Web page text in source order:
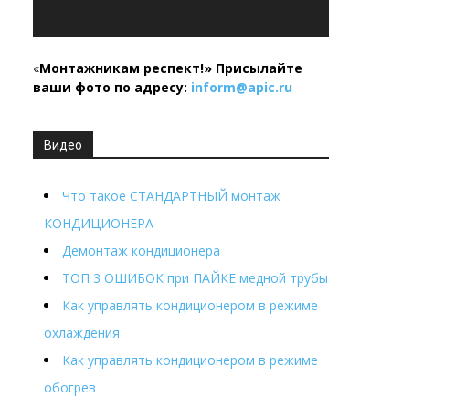
«Монтажникам респект!» Присылайте
ваши фото по адресу: inform@apic.ru
Видео
Что такое СТАНДАРТНЫЙ монтаж
КОНДИЦИОНЕРА
Демонтаж кондиционера
ТОП 3 ОШИБОК при ПАЙКЕ медной трубы
Как управлять кондиционером в режиме
охлаждения
Как управлять кондиционером в режиме
обогрев